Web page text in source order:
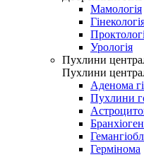
Мамологія
Урологія
Пухлини
Пухлини
Аденома
Пухлини
Гермінома